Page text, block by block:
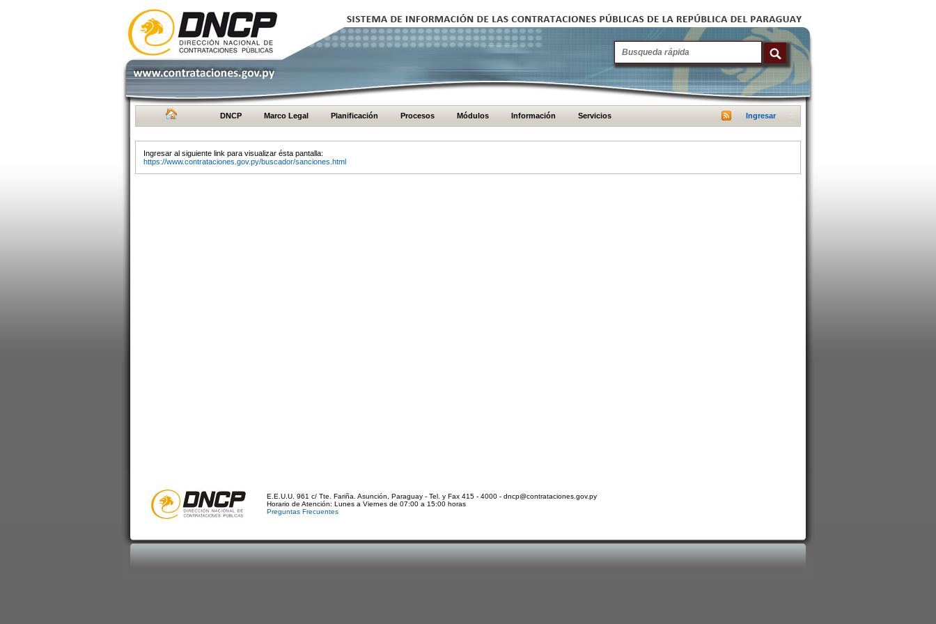
DNCP Marco Legal Planificación Procesos Módulos Información Servicios Ingresar
Ingresar al siguiente link para visualizar ésta pantalla:
https://www.contrataciones.gov.py/buscador/sanciones.html
E.E.U.U. 961 c/ Tte. Fariña. Asunción, Paraguay - Tel. y Fax 415 - 4000 - dncp@contrataciones.gov.py
Horario de Atención: Lunes a Viernes de 07:00 a 15:00 horas
Preguntas Frecuentes